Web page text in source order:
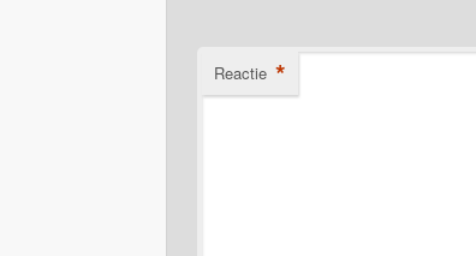
Reactie *